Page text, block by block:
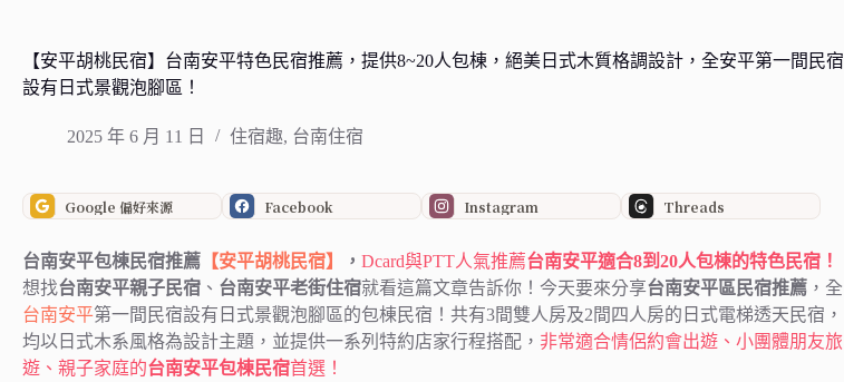
【安平胡桃民宿】台南安平特色民宿推薦，提供8~20人包棟，絕美日式木質格調設計，全安平第一間民宿
設有日式景觀泡腳區！
2025 年 6 月 11 日 住宿趣, 台南住宿
Google 偏好來源 Facebook Instagram Threads
台南安平包棟民宿推薦 【安平胡桃民宿】 ， Dcard與PTT人氣推薦台南安平適合8到20人包棟的特色民宿！
想找台南安平親子民宿 、 台南安平老街住宿就看這篇文章告訴你！今天要來分享台南安平區民宿推薦 ，全
台南安平第一間民宿設有日式景觀泡腳區的包棟民宿！共有3間雙人房及2間四人房的日式電梯透天民宿，
均以日式木系風格為設計主題，並提供一系列特約店家行程搭配， 非常適合情侶約會出遊、小團體朋友旅
遊、親子家庭的台南安平包棟民宿首選！